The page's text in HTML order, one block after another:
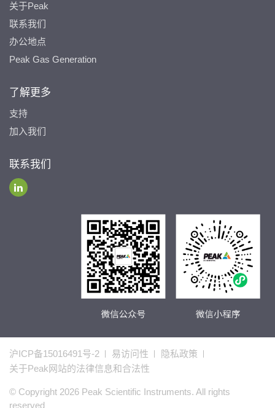
关于Peak
联系我们
办公地点
Peak Gas Generation
了解更多
支持
加入我们
联系我们
沪ICP备15016491号-2 易访问性
隐私政策
关于Peak网站的法律信息和合法性
© Copyright 2026 Peak Scientific Instruments. All rights
reserved